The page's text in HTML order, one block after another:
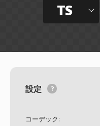
TS
設定
コーデック: